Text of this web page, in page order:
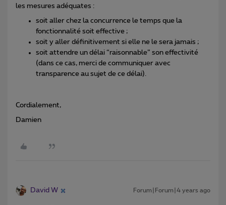
les mesures adéquates :
soit aller chez la concurrence le temps que la
fonctionnalité soit effective ;
soit y aller définitivement si elle ne le sera jamais ;
soit attendre un délai “raisonnable” son effectivité
(dans ce cas, merci de communiquer avec
transparence au sujet de ce délai).
Cordialement,
Damien
David W Forum|Forum|4 years ago